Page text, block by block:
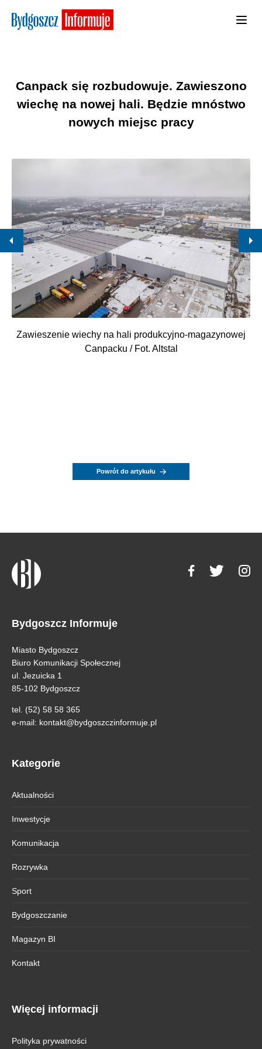
Canpack się rozbudowuje. Zawieszono
wiechę na nowej hali. Będzie mnóstwo
nowych miejsc pracy
Zawieszenie wiechy na hali produkcyjno-magazynowej
Canpacku / Fot. Altstal
Powrót do artykułu
Bydgoszcz Informuje
Miasto Bydgoszcz
Biuro Komunikacji Społecznej
ul. Jezuicka 1
85-102 Bydgoszcz
tel. (52) 58 58 365
e-mail: kontakt@bydgoszczinformuje.pl
Kategorie
Aktualności
Inwestycje
Komunikacja
Rozrywka
Sport
Bydgoszczanie
Magazyn BI
Kontakt
Więcej informacji
Polityka prywatności